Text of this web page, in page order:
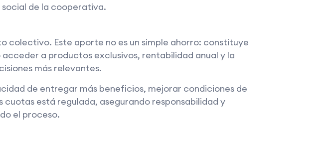
social de la cooperativa.
Este aporte no es un simple ahorro: constituye
a productos exclusivos, rentabilidad anual y la
más relevantes.
de entregar más beneficios, mejorar condiciones de
está regulada, asegurando responsabilidad y
el proceso.